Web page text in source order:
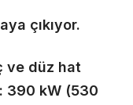
çıkıyor.
ve düz hat
390 kW (530